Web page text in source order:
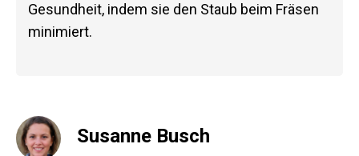
Gesundheit, indem sie den Staub beim Fräsen
minimiert.
Susanne Busch